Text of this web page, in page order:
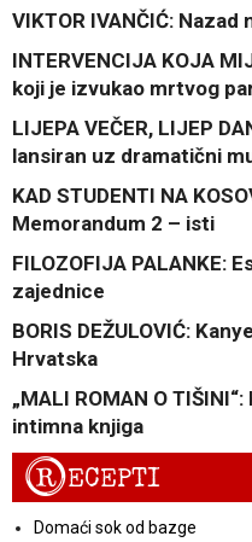
VIKTOR IVANČIĆ: Nazad
INTERVENCIJA KOJA
koji je izvukao mrtvog
LIJEPA VEČER, LIJEP
lansiran uz dramatični
KAD STUDENTI NA
Memorandum 2 – isti
FILOZOFIJA PALANKE:
zajednice
BORIS DEŽULOVIĆ:
Hrvatska
„MALI ROMAN O
intimna knjiga
RECEPTI
Domaći sok od bazge